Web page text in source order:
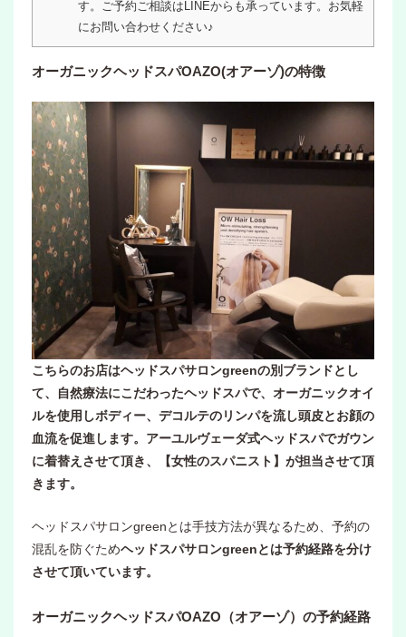
す。ご予約ご相談はLINEからも承っています。お気軽
にお問い合わせください♪
オーガニックヘッドスパOAZO(オアーゾ)の特徴
こちらのお店はヘッドスパサロンgreenの別ブランドとし
て、自然療法にこだわったヘッドスパで、オーガニックオイ
ルを使用しボディー、デコルテのリンパを流し頭皮とお顔の
血流を促進します。アーユルヴェーダ式ヘッドスパでガウン
に着替えさせて頂き、【女性のスパニスト】が担当させて頂
きます。
ヘッドスパサロンgreenとは手技方法が異なるため、予約の
混乱を防ぐためヘッドスパサロンgreenとは予約経路を分け
させて頂いています。
オーガニックヘッドスパOAZO（オアーゾ）の予約経路